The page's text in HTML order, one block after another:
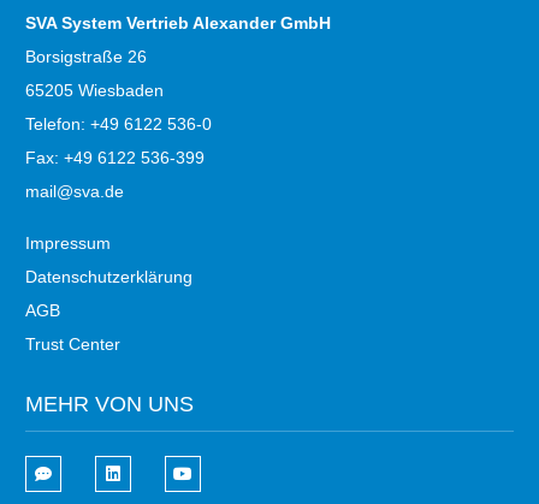
SVA System Vertrieb Alexander GmbH
Borsigstraße 26
65205 Wiesbaden
Telefon: +49 6122 536-0
Fax: +49 6122 536-399
mail@sva.de
Impressum
Datenschutzerklärung
AGB
Trust Center
MEHR VON UNS